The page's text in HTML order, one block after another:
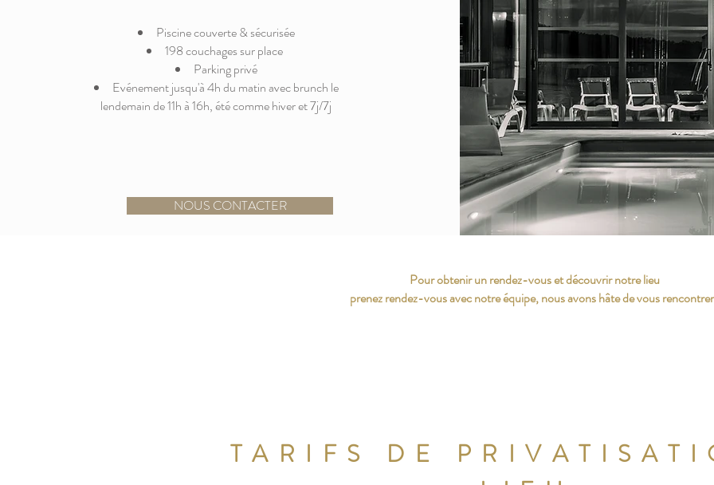
Piscine couverte & sécurisée
198 couchages sur place
Parking privé
Evénement jusqu'à 4h du matin avec brunch le
lendemain de 11h à 16h, été comme hiver et 7j/7j
NOUS CONTACTER
Pour obtenir un rendez-vous et découvrir notre lieu
prenez rendez-vous avec notre équipe, nous avons hâte de vous
TARIFS DE